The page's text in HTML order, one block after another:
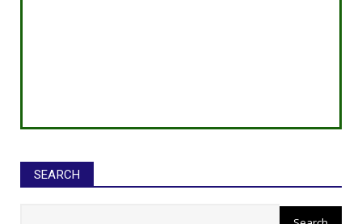
SEARCH
सीईओ ने घोटाले कर बनाई करोड़ों की